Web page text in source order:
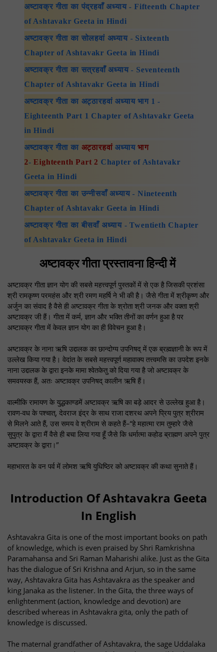
अष्टावक्र गीता का पंद्रहवाँ अध्याय - Fifteenth Chapter
of Ashtavakr Geeta in Hindi
अष्टावक्र गीता का सोलहवां अध्याय - Sixteenth
Chapter of Ashtavakr Geeta in Hindi
अष्टावक्र गीता का सत्रहवाँ अध्याय - Seventeenth
Chapter of Ashtavakr Geeta in Hindi
अष्टावक्र गीता का अट्ठारहवां अध्याय भाग 1 -
Eighteenth Part 1 Chapter of Ashtavakr Geeta
in Hindi
अष्टावक्र गीता का अट्ठारहवांअध्यायभाग
2-Eighteenth Part 2 Chapter of Ashtavakr
Geeta in Hindi
अष्टावक्र गीता का उन्नीसवाँ अध्याय - Nineteenth
Chapter of Ashtavakr Geeta in Hindi
अष्टावक्र गीता का बीसवाँ अध्याय - Twentieth Chapter
of Ashtavakr Geeta in Hindi
अष्टावक्र गीता प्रस्तावना हिन्दी में
अष्टावक्र गीता ज्ञान योग की सबसे महत्त्वपूर्ण पुस्तकों में से एक है जिसकी प्रशंसा
श्री रामकृष्ण परमहंस और श्री रमण महर्षि ने भी की है। जैसे गीता में श्रीकृष्ण और
अर्जुन का संवाद है वैसे ही अष्टावक्र गीता के श्रोता श्री जनक और वक्ता श्री
अष्टावक्र जी हैं। गीता में कर्म, ज्ञान और भक्ति तीनों का वर्णन हुआ है पर
अष्टावक्र गीता में केवल ज्ञान योग का ही विवेचन हुआ है।
अष्टावक्र के नाना ऋषि उद्दालक का छान्दोग्य उपनिषद् में एक ब्रह्मज्ञानी के रूप में
उल्लेख किया गया है। वेदांत के सबसे महत्त्वपूर्ण महावाक्य तत्त्वमसि का उपदेश इनके
नाना उद्दालक के द्वारा इनके मामा श्वेतकेतु को दिया गया है जो अष्टावक्र के
समवयस्क हैं, अतः अष्टावक्र उपनिषद् कालीन ऋषि हैं।
वाल्मीकि रामायण के युद्धकाण्डमें अष्टावक्र ऋषि का बड़े आदर से उल्लेख हुआ है।
रावण-वध के पश्चात्, देवराज इंद्र के साथ राजा दशरथ अपने प्रिय पुत्र श्रीराम
से मिलने आते हैं, उस समय वे श्रीराम से कहते हैं–“हे महात्मा राम तुम्हारे जैसे
सुपुत्र के द्वारा मैं वैसे ही बचा लिया गया हूँ जैसे कि धर्मात्मा कहोड ब्राह्मण अपने पुत्र
अष्टावक्र के द्वारा।”
महाभारत के वन पर्व में लोमश ऋषि युधिष्ठिर को अष्टावक्र की कथा सुनाते हैं।
Introduction Of Ashtavakra Geeta
In English
Ashtavakra Gita is one of the most important books on path
of knowledge, which is even praised by Shri Ramkrishna
Paramahansa and Sri Raman Maharishi alike. Just as the Gita
has the dialogue of Sri Krishna and Arjun, so in the same
way, Ashtavakra Gita has Ashtavakra as the speaker and
king Janaka as the listener. In the Gita, the three ways of
enlightenment (action, knowledge and devotion) are
described whereas in Ashtavakra gita, only the path of
knowledge is discussed.
The maternal grandfather of Ashtavakra, the sage Uddalaka